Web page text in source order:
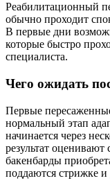
Реабилитационный
обычно проходит
В первые дни
которые быстро
специалиста.
Чего ожидать
Первые
нормальный этап
начинается через
результат
бакенбарды
поддаются стрижке и